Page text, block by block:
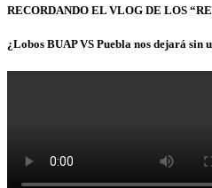
RECORDANDO EL VLOG DE LOS
¿Lobos BUAP VS Puebla nos dejará sin